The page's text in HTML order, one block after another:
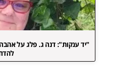
"יד ענקות": דנה ג. פלג על